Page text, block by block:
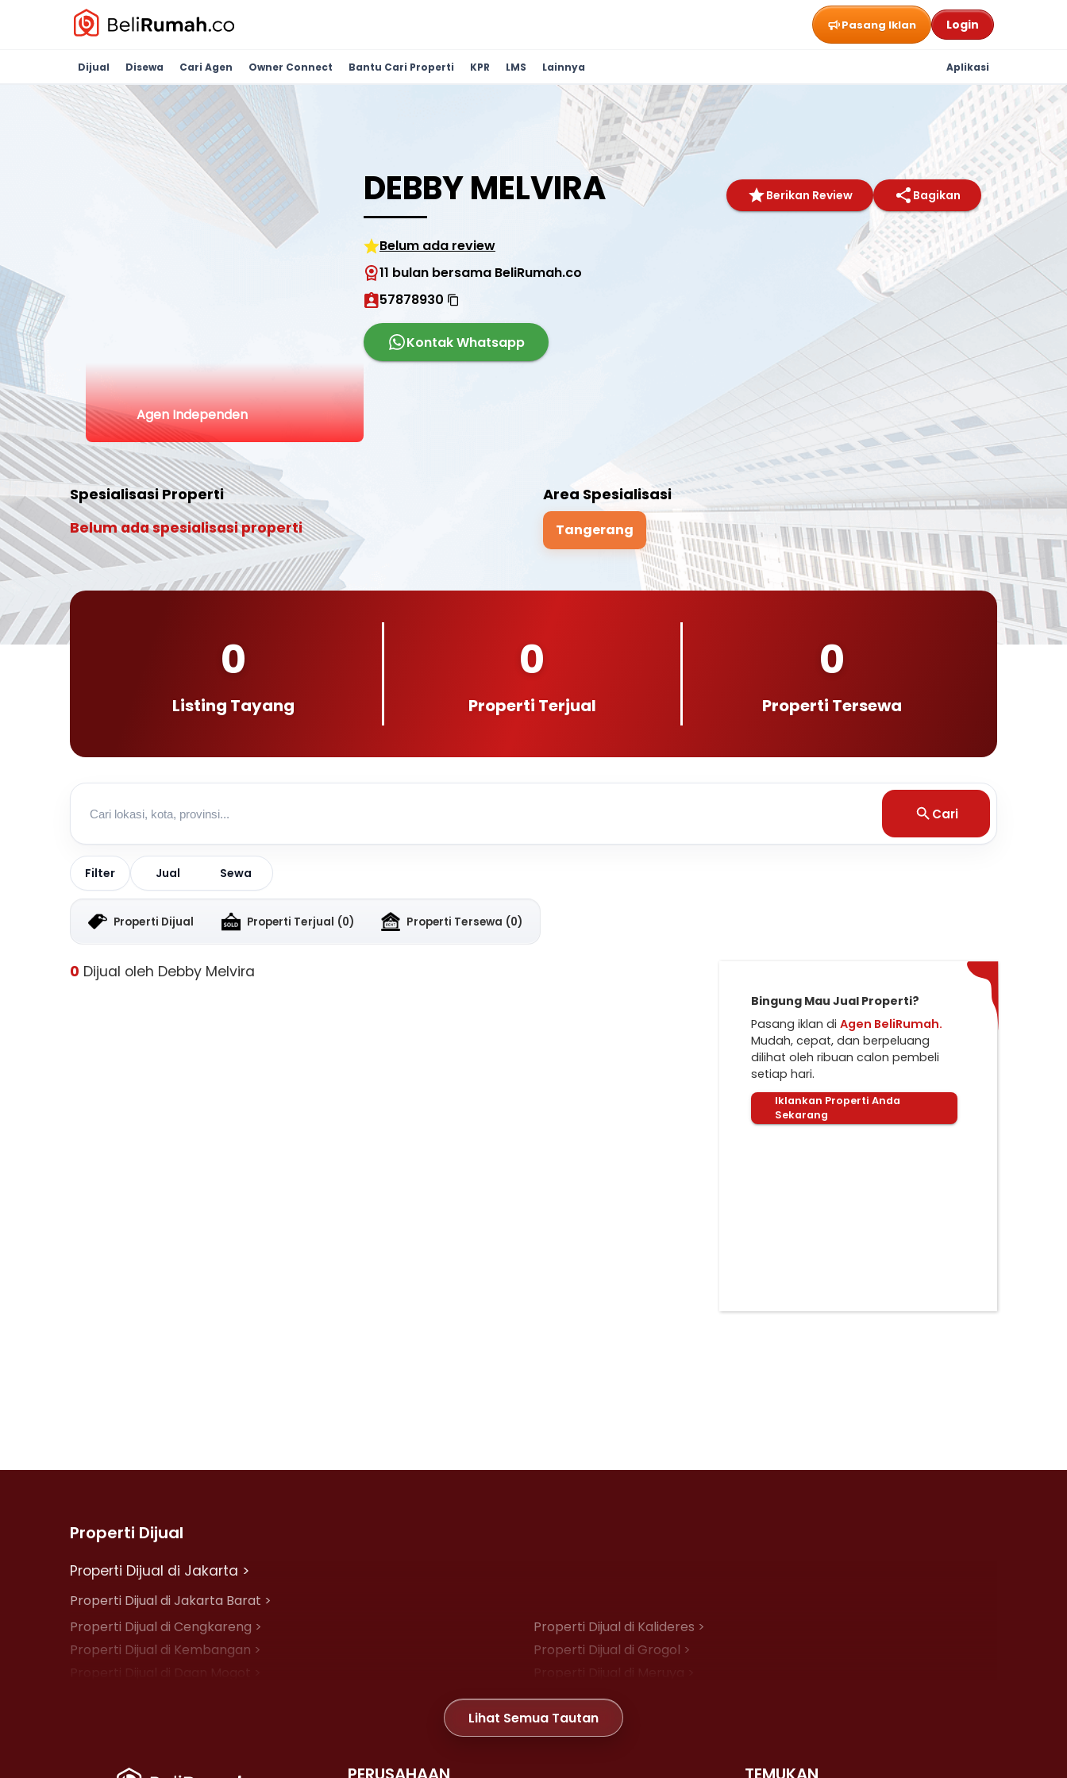
Pasang Iklan Login
Dijual Disewa Cari Agen Owner Connect Bantu Cari Properti KPR LMS Lainnya Aplikasi
Agen Independen
DEBBY MELVIRA Berikan Review Bagikan
Belum ada review
11 bulan bersama BeliRumah.co
57878930
Kontak Whatsapp
Spesialisasi Properti
Belum ada spesialisasi properti
Area Spesialisasi
Tangerang
0
Listing Tayang
0
Properti Terjual
0
Properti Tersewa
Cari
Filter Jual Sewa
Properti Dijual Properti Terjual (0) Properti Tersewa (0)
0 Dijual oleh Debby Melvira
Bingung Mau Jual Properti?
Pasang iklan di Agen BeliRumah.
Mudah, cepat, dan berpeluang
dilihat oleh ribuan calon pembeli
setiap hari.
Iklankan Properti Anda
Sekarang
Properti Dijual
Properti Dijual di Jakarta >
Properti Dijual di Jakarta Barat >
Properti Dijual di Cengkareng >
Properti Dijual di Kalideres >
Properti Dijual di Kembangan >
Properti Dijual di Grogol >
Properti Dijual di Daan Mogot >
Properti Dijual di Meruya >
Properti Dijual di Joglo >
Lihat Semua Tautan